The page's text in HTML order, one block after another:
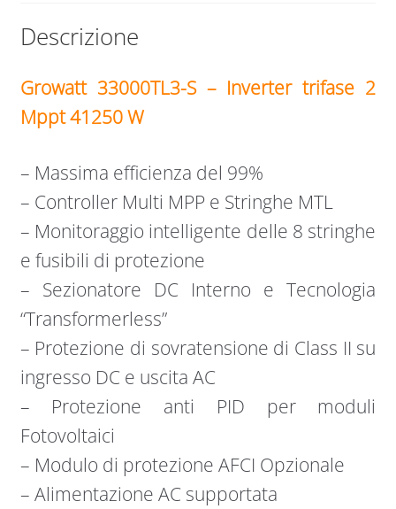
Descrizione
Growatt 33000TL3-S – Inverter trifase 2
Mppt 41250 W
– Massima efficienza del 99%
– Controller Multi MPP e Stringhe MTL
– Monitoraggio intelligente delle 8 stringhe
e fusibili di protezione
– Sezionatore DC Interno e Tecnologia
“Transformerless”
– Protezione di sovratensione di Class II su
ingresso DC e uscita AC
– Protezione anti PID per moduli
Fotovoltaici
– Modulo di protezione AFCI Opzionale
– Alimentazione AC supportata